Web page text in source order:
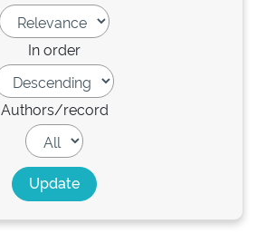
In order
Authors/record